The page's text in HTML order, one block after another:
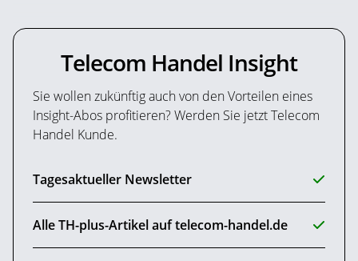
Telecom Handel Insight
Sie wollen zukünftig auch von den Vorteilen eines
Insight-Abos profitieren? Werden Sie jetzt Telecom
Handel Kunde.
Tagesaktueller Newsletter
Alle TH-plus-Artikel auf telecom-handel.de